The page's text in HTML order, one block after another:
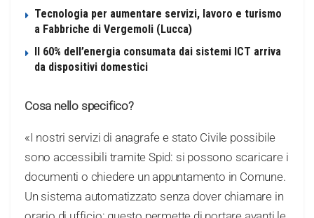
Tecnologia per aumentare servizi, lavoro e turismo
a Fabbriche di Vergemoli (Lucca)
Il 60% dell’energia consumata dai sistemi ICT arriva
da dispositivi domestici
Cosa nello specifico?
«I nostri servizi di anagrafe e stato Civile possibile
sono accessibili tramite Spid: si possono scaricare i
documenti o chiedere un appuntamento in Comune.
Un sistema automatizzato senza dover chiamare in